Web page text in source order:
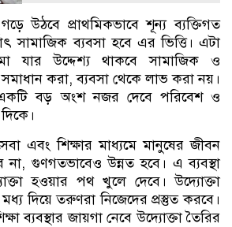
উঠবে প্রাথমিকভাবে শূন্য ব্যক্তিগত
সামাজিক ব্যবসা হবে এর ভিত্তি। এটা
যার উদ্দেশ্য থাকবে সামাজিক ও
করা, ব্যবসা থেকে লাভ করা নয়।
বড় অংশ নজর দেবে পরিবেশ ও
এবং শিক্ষার মাধ্যমে মানুষের জীবন
গুণগতভাবেও উন্নত হবে। এ ব্যবস্থা
হওয়ার পথ খুলে দেবে। উদ্যোক্তা
দিয়ে তরুণরা নিজেদের প্রস্তুত করবে।
ব্যবস্থার জায়গা নেবে উদ্যোক্তা তৈরির